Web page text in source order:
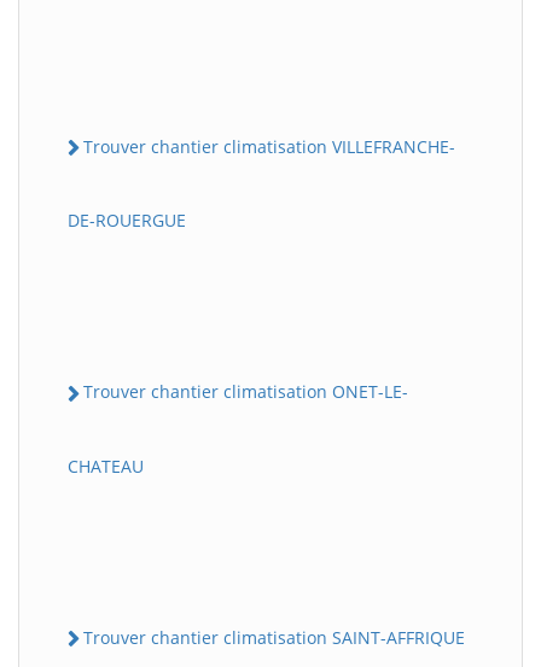
Trouver chantier climatisation VILLEFRANCHE-
DE-ROUERGUE
Trouver chantier climatisation ONET-LE-
CHATEAU
Trouver chantier climatisation SAINT-AFFRIQUE